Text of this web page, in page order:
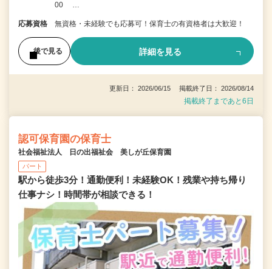
00 …
応募資格 無資格・未経験でも応募可！保育士の有資格者は大歓迎！
後で見る 詳細を見る
更新日： 2026/06/15 掲載終了日： 2026/08/14
掲載終了まであと6日
認可保育園の保育士
社会福祉法人 日の出福祉会 美しが丘保育園
パート
駅から徒歩3分！通勤便利！未経験OK！残業や持ち帰り
仕事ナシ！時間帯が相談できる！